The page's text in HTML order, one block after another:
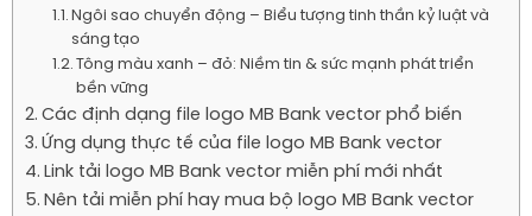
Ngôi sao chuyển động – Biểu tượng tinh thần kỷ luật và
sáng tạo
Tông màu xanh – đỏ: Niềm tin & sức mạnh phát triển
bền vững
Các định dạng file logo MB Bank vector phổ biến
Ứng dụng thực tế của file logo MB Bank vector
Link tải logo MB Bank vector miễn phí mới nhất
Nên tải miễn phí hay mua bộ logo MB Bank vector